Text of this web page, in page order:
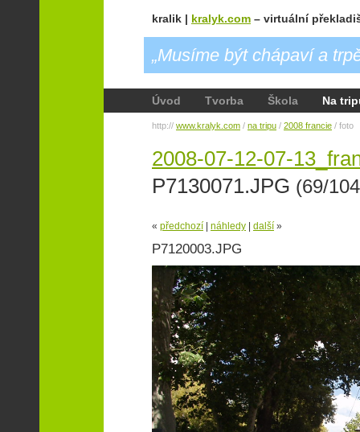
kralik | kralyk.com – virtuální
„Musíme být chápaví a
2008-07-12-07-
P7130071.JPG (69/
« předchozí náhledy další »
P7120003.JPG
http:// www.kralyk.com / na tripu / 2008 francie / foto
Úvod Tvorba Škola Na